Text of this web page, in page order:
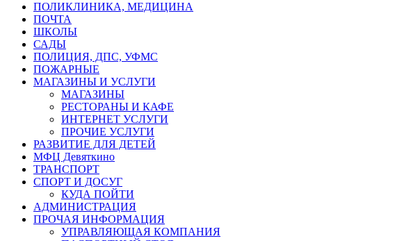
ПОЛИКЛИНИКА, МЕДИЦИНА
ПОЧТА
ШКОЛЫ
САДЫ
ПОЛИЦИЯ, ДПС, УФМС
ПОЖАРНЫЕ
МАГАЗИНЫ И УСЛУГИ
МАГАЗИНЫ
РЕСТОРАНЫ И КАФЕ
ИНТЕРНЕТ УСЛУГИ
ПРОЧИЕ УСЛУГИ
РАЗВИТИЕ ДЛЯ ДЕТЕЙ
МФЦ Девяткино
ТРАНСПОРТ
СПОРТ И ДОСУГ
КУДА ПОЙТИ
АДМИНИСТРАЦИЯ
ПРОЧАЯ ИНФОРМАЦИЯ
УПРАВЛЯЮЩАЯ КОМПАНИЯ